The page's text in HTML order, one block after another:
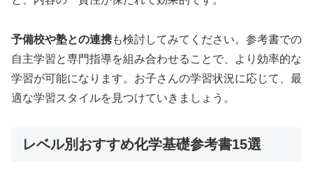
予備校や塾との連携も検討してみてください。参考書での
自主学習と専門指導を組み合わせることで、より効率的な
学習が可能になります。お子さんの学習状況に応じて、最
適な学習スタイルを見つけていきましょう。
レベル別おすすめ化学基礎参考書15選